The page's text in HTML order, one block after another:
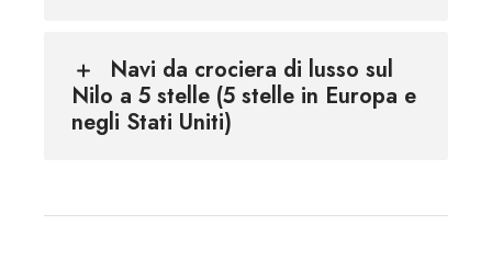
Navi da crociera di lusso sul
Nilo a 5 stelle (5 stelle in Europa e
negli Stati Uniti)